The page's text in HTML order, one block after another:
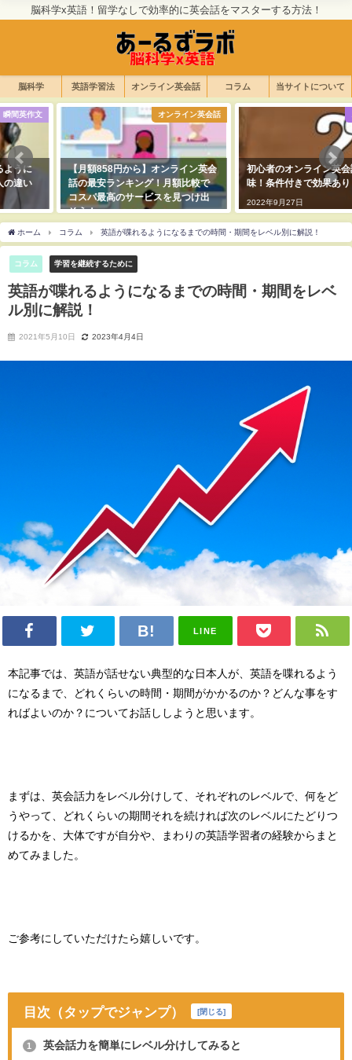
脳科学x英語！留学なしで効率的に英会話をマスターする方法！
脳科学 英語学習法 オンライン英会話 コラム 当サイトについて
オンライン英会話
【月額858円から】オンライン英会
話の最安ランキング！月額比較で
コスパ最高のサービスを見つけ出
そう！
2022年10月2日
スピーキング
初心者のオンライン英会話は無意
味！条件付きで効果あり！
2022年9月27日
ホーム コラム 英語が喋れるようになるまでの時間・期間をレベル別に解説！
コラム 学習を継続するために
英語が喋れるようになるまでの時間・期間をレベ
ル別に解説！
2021年5月10日 2023年4月4日
LINE
本記事では、英語が話せない典型的な日本人が、英語を喋れるよう
になるまで、どれくらいの時間・期間がかかるのか？どんな事をす
ればよいのか？についてお話ししようと思います。
まずは、英会話力をレベル分けして、それぞれのレベルで、何をど
うやって、どれくらいの期間それを続ければ次のレベルにたどりつ
けるかを、大体ですが自分や、まわりの英語学習者の経験からまと
めてみました。
ご参考にしていただけたら嬉しいです。
目次（タップでジャンプ） [閉じる]
1 英会話力を簡単にレベル分けしてみると